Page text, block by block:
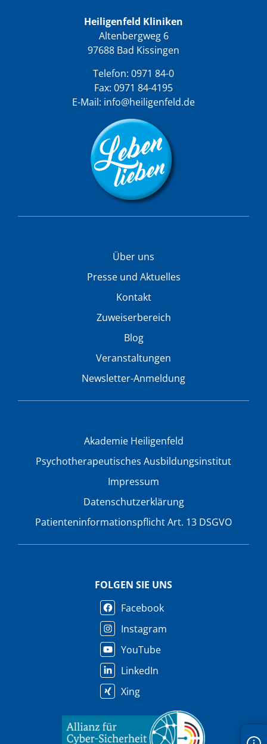
Heiligenfeld Kliniken
Altenbergweg 6
97688 Bad Kissingen
Telefon: 0971 84-0
Fax: 0971 84-4195
E-Mail: info@heiligenfeld.de
Über uns
Presse und Aktuelles
Kontakt
Zuweiserbereich
Blog
Veranstaltungen
Newsletter-Anmeldung
Akademie Heiligenfeld
Psychotherapeutisches Ausbildungsinstitut
Impressum
Datenschutzerklärung
Patienteninformationspflicht Art. 13 DSGVO
FOLGEN SIE UNS
Facebook
Instagram
YouTube
LinkedIn
Xing